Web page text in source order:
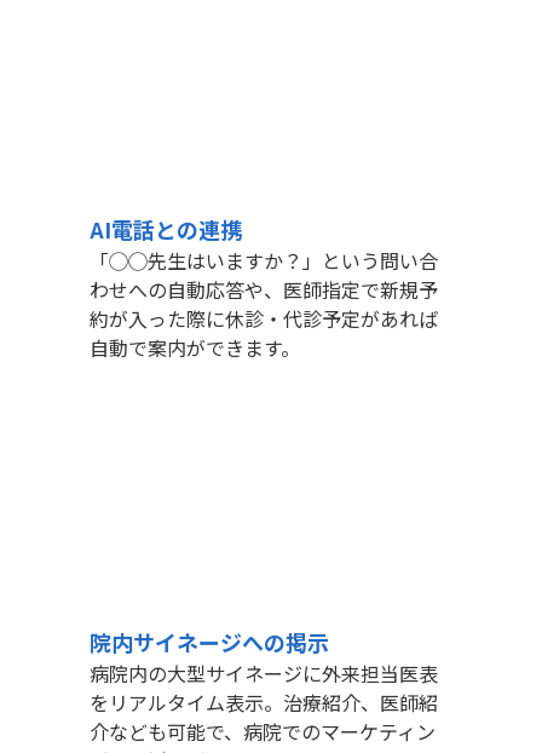
AI電話との連携
「◯◯先生はいますか？」という問い合
わせへの自動応答や、医師指定で新規予
約が入った際に休診・代診予定があれば
自動で案内ができます。
院内サイネージへの掲示
病院内の大型サイネージに外来担当医表
をリアルタイム表示。治療紹介、医師紹
介なども可能で、病院でのマーケティン